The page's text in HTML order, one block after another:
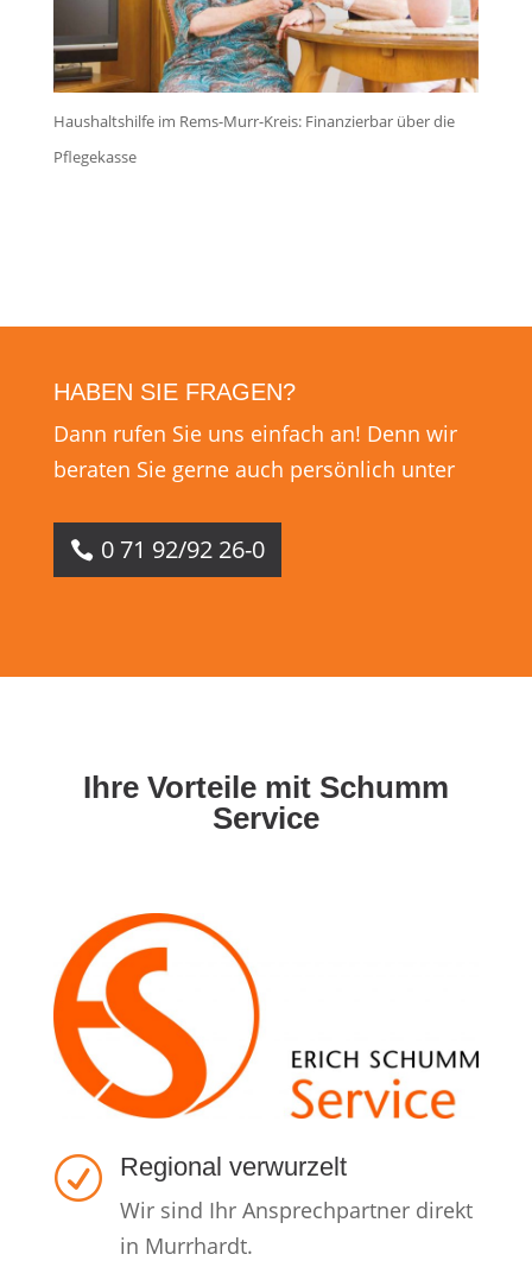
Haushaltshilfe im Rems-Murr-Kreis: Finanzierbar über die
Pflegekasse
HABEN SIE FRAGEN?
Dann rufen Sie uns einfach an! Denn wir
beraten Sie gerne auch persönlich unter
0 71 92/92 26-0
Ihre Vorteile mit Schumm
Service
R Regional verwurzelt
Wir sind Ihr Ansprechpartner direkt
in Murrhardt.